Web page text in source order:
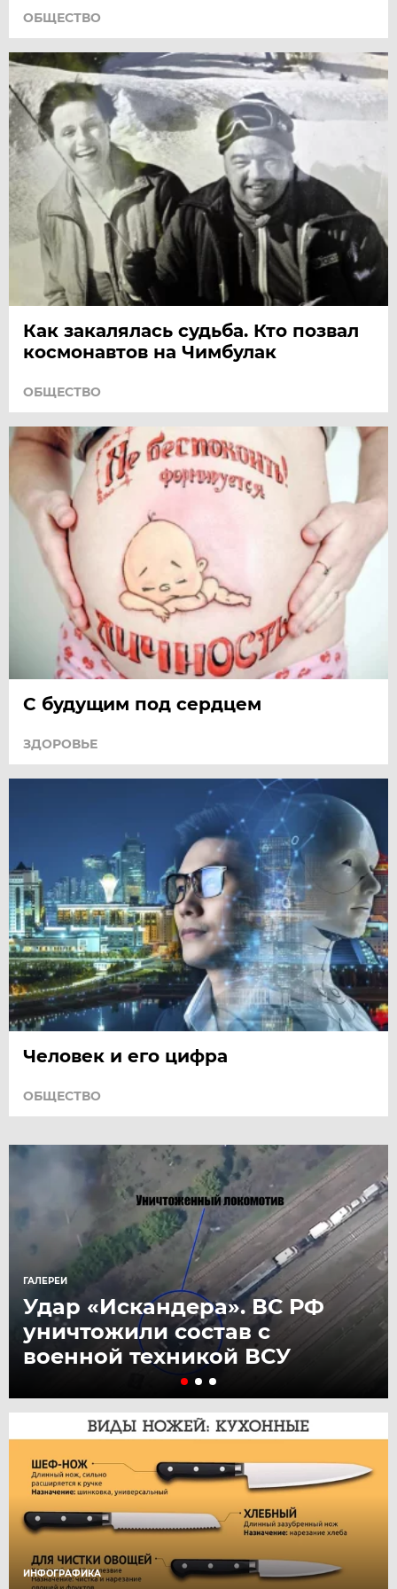
ОБЩЕСТВО
Как закалялась судьба. Кто позвал
космонавтов на Чимбулак
ОБЩЕСТВО
С будущим под сердцем
ЗДОРОВЬЕ
Человек и его цифра
ОБЩЕСТВО
ГАЛЕРЕИ
Удар «Искандера». ВС РФ
уничтожили состав с
военной техникой ВСУ
ИНФОГРАФИКА